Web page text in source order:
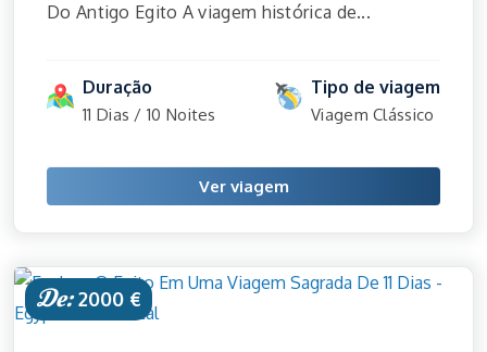
Do Antigo Egito A viagem histórica de...
Duração
11 Dias / 10 Noites
Tipo de viagem
Viagem Clássico
Ver viagem
De:2000 €